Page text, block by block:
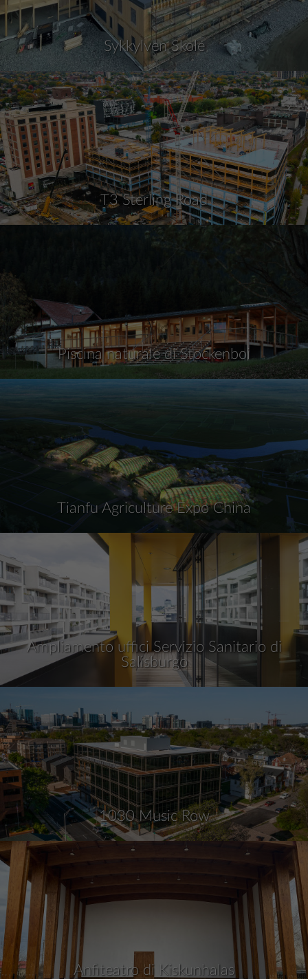
Sykkylven Skole
T3 Sterling Road
Piscina naturale di Stockenboi
Tianfu Agriculture Expo China
Ampliamento uffici Servizio Sanitario di
Salisburgo
1030 Music Row
Anfiteatro di Kiskunhalas